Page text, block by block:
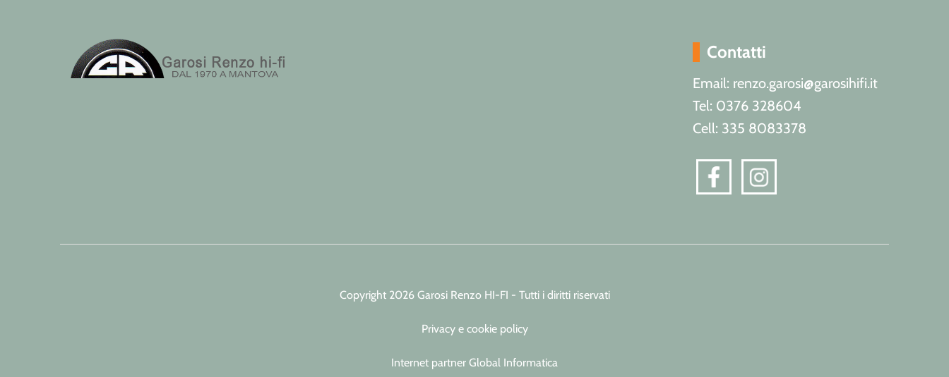
Contatti
Email: renzo.garosi@garosihifi.it
Tel: 0376 328604
Cell: 335 8083378
Copyright 2026 Garosi Renzo HI-FI - Tutti i diritti riservati
Privacy e cookie policy
Internet partner Global Informatica